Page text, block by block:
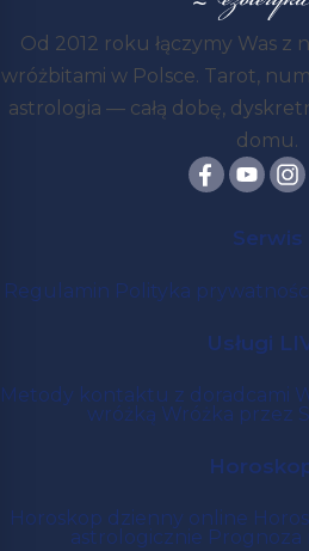
Od 2012 roku łączymy Was z
wróżbitami w Polsce. Tarot,
astrologia — całą dobę,
domu.
Serwis
Regulamin Polityka
Usługi
Metody kontaktu z doradcami
wróżką Wróżka przez
Horoskop dzienny online
astrologicznie